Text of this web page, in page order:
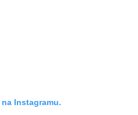
Instagramu.